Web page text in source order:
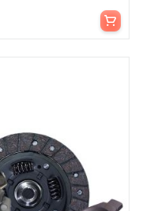
Aggiungi al carrello